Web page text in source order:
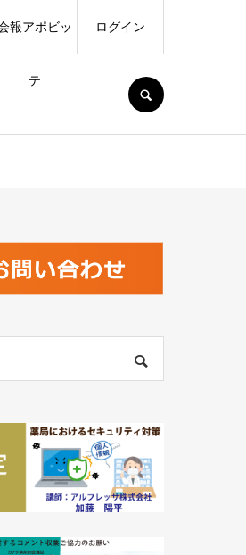
報アポビッ
テ
ログイン